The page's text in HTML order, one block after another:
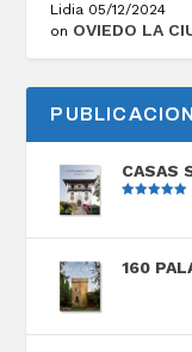
Lidia 05/12/2024
on OVIEDO LA
CASAS
5
160